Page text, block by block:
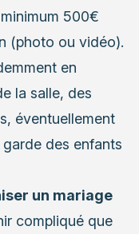
500€
(photo ou vidéo).
en
la salle, des
éventuellement
des enfants
un mariage
compliqué que